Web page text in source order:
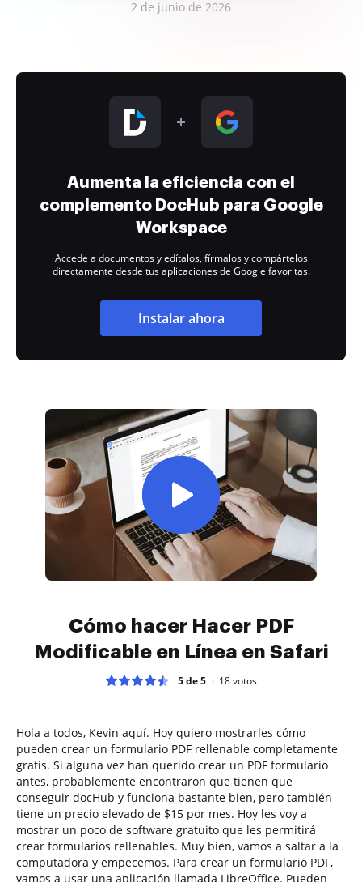
2 de junio de 2026
Aumenta la eficiencia con el
complemento DocHub para Google
Workspace
Accede a documentos y edítalos, fírmalos y compártelos
directamente desde tus aplicaciones de Google favoritas.
Instalar ahora
Cómo hacer Hacer PDF
Modificable en Línea en Safari
5 de 5 18votos
Hola a todos, Kevin aquí. Hoy quiero mostrarles cómo
pueden crear un formulario PDF rellenable completamente
gratis. Si alguna vez han querido crear un PDF formulario
antes, probablemente encontraron que tienen que
conseguir docHub y funciona bastante bien, pero también
tiene un precio elevado de $15 por mes. Hoy les voy a
mostrar un poco de software gratuito que les permitirá
crear formularios rellenables. Muy bien, vamos a saltar a la
computadora y empecemos. Para crear un formulario PDF,
vamos a usar una aplicación llamada LibreOffice. Pueden